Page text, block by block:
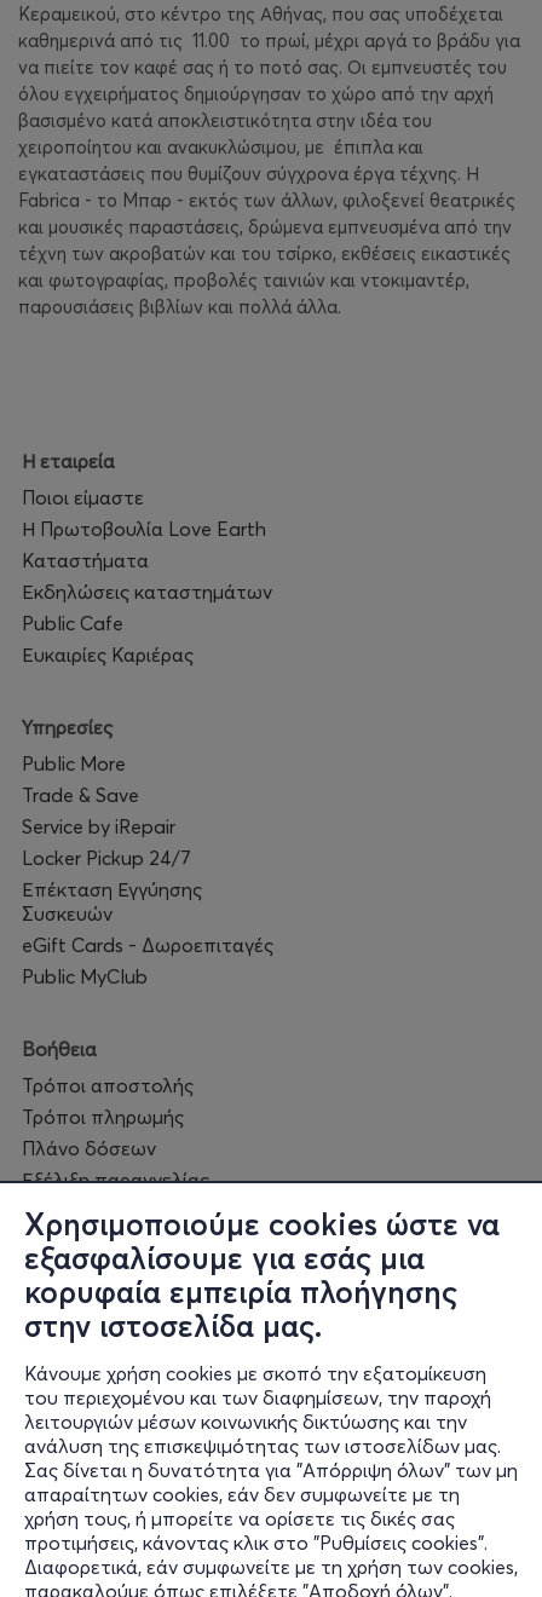
Χρησιμοποιούμε cookies ώστε να
εξασφαλίσουμε για εσάς μια
κορυφαία εμπειρία πλοήγησης
στην ιστοσελίδα μας.
Κάνουμε χρήση cookies με σκοπό την εξατομίκευση
του περιεχομένου και των διαφημίσεων, την παροχή
λειτουργιών μέσων κοινωνικής δικτύωσης και την
ανάλυση της επισκεψιμότητας των ιστοσελίδων μας.
Σας δίνεται η δυνατότητα για "Απόρριψη όλων" των μη
απαραίτητων cookies, εάν δεν συμφωνείτε με τη
χρήση τους, ή μπορείτε να ορίσετε τις δικές σας
προτιμήσεις, κάνοντας κλικ στο "Ρυθμίσεις cookies".
Διαφορετικά, εάν συμφωνείτε με τη χρήση των cookies,
παρακαλούμε όπως επιλέξετε "Αποδοχή όλων".
Κεραμεικού, στο κέντρο της Αθήνας, που σας υποδέχεται
καθημερινά από τις 11.00 το πρωί, μέχρι αργά το βράδυ για
να πιείτε τον καφέ σας ή το ποτό σας. Οι εμπνευστές του
όλου εγχειρήματος δημιούργησαν το χώρο από την αρχή
βασισμένο κατά αποκλειστικότητα στην ιδέα του
χειροποίητου και ανακυκλώσιμου, με έπιπλα και
εγκαταστάσεις που θυμίζουν σύγχρονα έργα τέχνης. Η
Fabrica - το Μπαρ - εκτός των άλλων, φιλοξενεί θεατρικές
και μουσικές παραστάσεις, δρώμενα εμπνευσμένα από την
τέχνη των ακροβατών και του τσίρκο, εκθέσεις εικαστικές
και φωτογραφίας, προβολές ταινιών και ντοκιμαντέρ,
παρουσιάσεις βιβλίων και πολλά άλλα.
Η εταιρεία
Ποιοι είμαστε
Η Πρωτοβουλία Love Earth
Καταστήματα
Εκδηλώσεις καταστημάτων
Public Cafe
Ευκαιρίες Καριέρας
Υπηρεσίες
Public More
Trade & Save
Service by iRepair
Locker Pickup 24/7
Επέκταση Εγγύησης
Συσκευών
eGift Cards - Δωροεπιταγές
Public MyClub
Βοήθεια
Τρόποι αποστολής
Τρόποι πληρωμής
Πλάνο δόσεων
Εξέλιξη παραγγελίας
Πορεία επισκευής
Συχνές ερωτήσεις και
επικοινωνία
Ο online κόσμος μας
Public GR
Public CY
Publicbusiness.gr
Public + home
Book Friends
Public Blog
Η Spotify Λίστα μας